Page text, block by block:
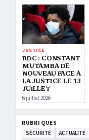
JUSTICE
RDC : CONSTANT
MUTAMBA DE
NOUVEAU FACE À
LA JUSTICE LE 13
JUILLET
6 juillet 2026
RUBRIQUES
SÉCURITÉ
ACTUALITÉ